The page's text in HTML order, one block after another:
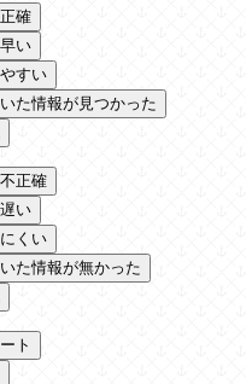
確
い
すい
た情報が見つかった
正確
い
くい
た情報が無かった
ト